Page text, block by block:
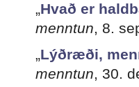
„Hvað er
menntun, 8.
„Lýðræði,
menntun, 30.